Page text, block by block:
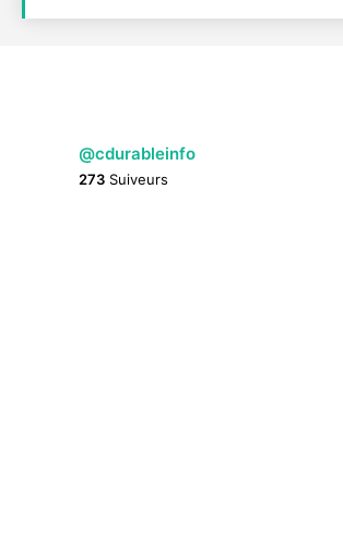
@cdurableinfo
273 Suiveurs